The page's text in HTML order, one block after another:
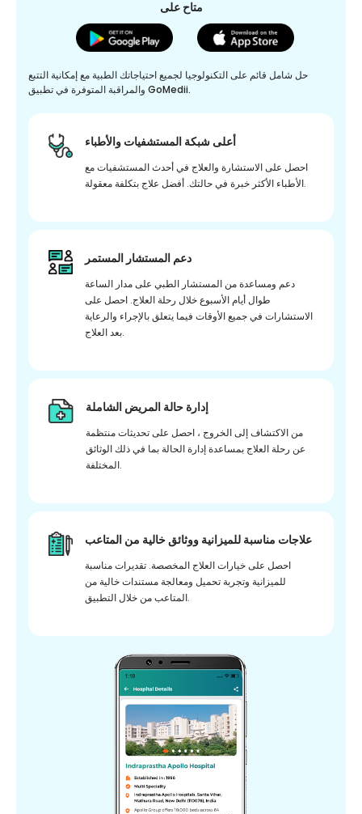
متاح على
حل شامل قائم على التكنولوجيا لجميع احتياجاتك الطبية مع إمكانية التتبع
والمراقبة المتوفرة في تطبيق GoMedii.
أعلى شبكة المستشفيات والأطباء
احصل على الاستشارة والعلاج في أحدث المستشفيات مع
الأطباء الأكثر خبرة في حالتك. أفضل علاج بتكلفة معقولة.
دعم المستشار المستمر
دعم ومساعدة من المستشار الطبي على مدار الساعة
طوال أيام الأسبوع خلال رحلة العلاج. احصل على
الاستشارات في جميع الأوقات فيما يتعلق بالإجراء والرعاية
بعد العلاج.
إدارة حالة المريض الشاملة
من الاكتشاف إلى الخروج ، احصل على تحديثات منتظمة
عن رحلة العلاج بمساعدة إدارة الحالة بما في ذلك الوثائق
المختلفة.
علاجات مناسبة للميزانية ووثائق خالية من المتاعب
احصل على خيارات العلاج المخصصة. تقديرات مناسبة
للميزانية وتجربة تحميل ومعالجة مستندات خالية من
المتاعب من خلال التطبيق.